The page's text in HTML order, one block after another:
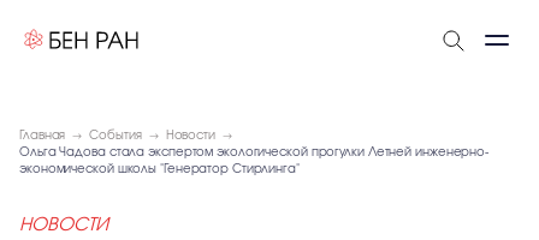
Главная События
Новости
Ольга Чадова стала экспертом экологической прогулки Летней инженерно-
экономической школы "Генератор Стирлинга"
НОВОСТИ